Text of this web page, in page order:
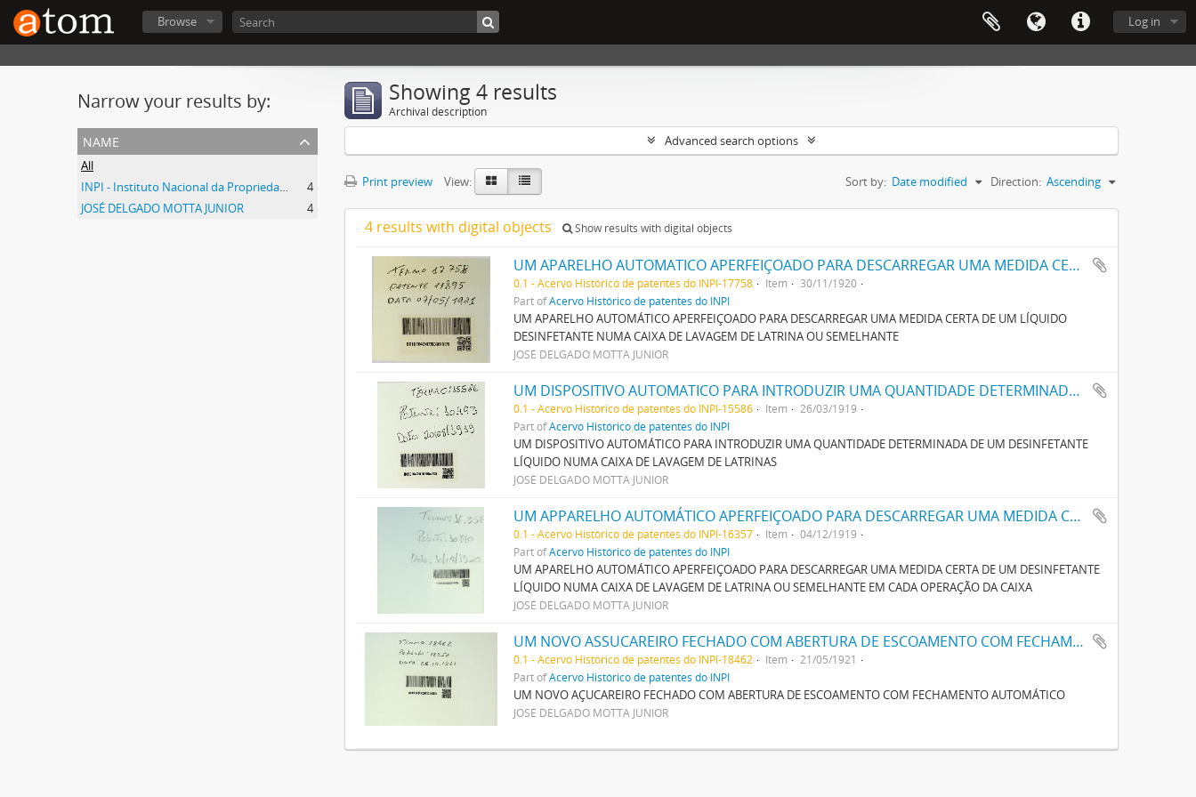
Log in
Browse
Narrow your results by:
name
All
INPI - Instituto Nacional da Propriedade Industrial
4
JOSÉ DELGADO MOTTA JUNIOR
4
Showing 4 results
Archival description
Advanced search options
Print preview View: Sort by: Date modified Direction: Ascending
4 results with digital objects Show results with digital objects
UM APARELHO AUTOMATICO APERFEIÇOADO PARA DESCARREGAR UMA MEDIDA CERTA DE UM LIQUIDO DESINFECTANTE NUMA CAIXA DE LAVAGEM DE LATRINA OU SEMELHANTE
0.1 - Acervo Histórico de patentes do INPI-17758 Item
30/11/1920
Part ofAcervo Histórico de patentes do INPI
UM APARELHO AUTOMÁTICO APERFEIÇOADO PARA DESCARREGAR UMA MEDIDA CERTA DE UM LÍQUIDO
DESINFETANTE NUMA CAIXA DE LAVAGEM DE LATRINA OU SEMELHANTE
JOSÉ DELGADO MOTTA JUNIOR
UM DISPOSITIVO AUTOMATICO PARA INTRODUZIR UMA QUANTIDADE DETERMINADA DE UM DESINFECTANTE LIQUIDO NUMA CAIXA DE LAVAGEM DE LATRINAS
0.1 - Acervo Histórico de patentes do INPI-15586 Item
26/03/1919
Part ofAcervo Histórico de patentes do INPI
UM DISPOSITIVO AUTOMÁTICO PARA INTRODUZIR UMA QUANTIDADE DETERMINADA DE UM DESINFETANTE
LÍQUIDO NUMA CAIXA DE LAVAGEM DE LATRINAS
JOSÉ DELGADO MOTTA JUNIOR
UM APPARELHO AUTOMÁTICO APERFEIÇOADO PARA DESCARREGAR UMA MEDIDA CERTA DE UM DESINFECTANTE LIQUIDO NUMA CAIXA DE LAVAGEM DE LATRINA OU SEMELHANTE EM CADA OPERAÇÃO DA CAIXA
0.1 - Acervo Histórico de patentes do INPI-16357 Item
04/12/1919
Part ofAcervo Histórico de patentes do INPI
UM APARELHO AUTOMÁTICO APERFEIÇOADO PARA DESCARREGAR UMA MEDIDA CERTA DE UM DESINFETANTE
LÍQUIDO NUMA CAIXA DE LAVAGEM DE LATRINA OU SEMELHANTE EM CADA OPERAÇÃO DA CAIXA
JOSÉ DELGADO MOTTA JUNIOR
UM NOVO ASSUCAREIRO FECHADO COM ABERTURA DE ESCOAMENTO COM FECHAMENTO AUTOMATICO
0.1 - Acervo Histórico de patentes do INPI-18462 Item
21/05/1921
Part ofAcervo Histórico de patentes do INPI
UM NOVO AÇUCAREIRO FECHADO COM ABERTURA DE ESCOAMENTO COM FECHAMENTO AUTOMÁTICO
JOSÉ DELGADO MOTTA JUNIOR